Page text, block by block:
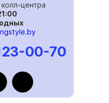
центра
00-70